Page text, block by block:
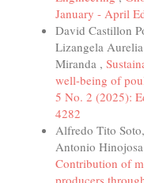
January - April
David Castillon
Lizangela
Miranda ,
well-being of
5 No. 2 (2025):
4282
Alfredo Tito
Antonio
Contribution of